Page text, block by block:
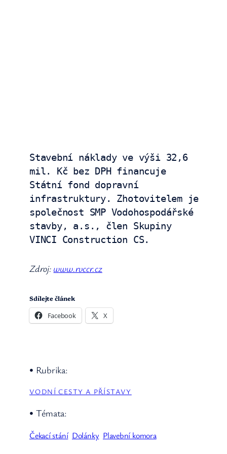
Stavební náklady ve výši 32,6
mil. Kč bez DPH financuje
Státní fond dopravní
infrastruktury. Zhotovitelem je
společnost SMP Vodohospodářské
stavby, a.s., člen Skupiny
VINCI Construction CS.
Zdroj: www.rvccr.cz
Sdílejte článek
Facebook X
• Rubrika:
VODNÍ CESTY A PŘÍSTAVY
• Témata:
Čekací stání Dolánky Plavební komora